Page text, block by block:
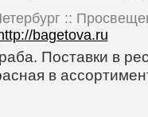
::
bagetova.ru
Поставки в
в